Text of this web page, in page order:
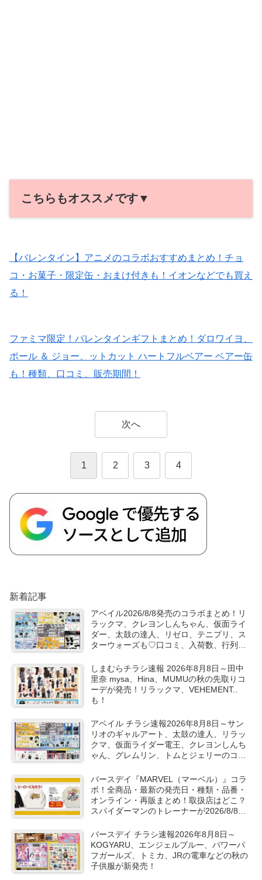
こちらもオススメです▼
【バレンタイン】アニメのコラボおすすめまとめ！チョ
コ・お菓子・限定缶・おまけ付きも！イオンなどでも買え
る！
ファミマ限定！バレンタインギフトまとめ！ダロワイヨ、
ポール ＆ ジョー、ットカット ハートフルベアー ベアー缶
も！種類、口コミ、販売期間！
次へ
1 2 3 4
新着記事
アベイル2026/8/8発売のコラボまとめ！リ
ラックマ、クレヨンしんちゃん、仮面ライ
ダー、太鼓の達人、リゼロ、テニプリ、ス
ターウォーズも♡口コミ、入荷数、行列、
しまむらチラシ速報 2026年8月8日～田中
里奈 mysa、Hina、MUMUの秋の先取りコ
ーデが発売！リラックマ、VEHEMENT..
も！
アベイル チラシ速報2026年8月8日～サン
リオのギャルアート、太鼓の達人、リラッ
クマ、仮面ライダー電王、クレヨンしんち
ゃん、グレムリン、トムとジェリーのコラ
バースデイ『MARVEL（マーベル）』コラ
ボ！全商品・最新の発売日・種類・品番・
オンライン・再販まとめ！取扱店はどこ？
スパイダーマンのトレーナーが2026/8/8よ
バースデイ チラシ速報2026年8月8日～
KOGYARU、エンジェルブルー、パワーパ
フガールズ、トミカ、JRの電車などの秋の
子供服が新発売！